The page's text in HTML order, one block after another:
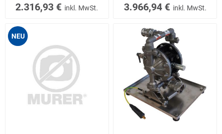
2.316,93 € inkl. MwSt. 3.966,94 € inkl. MwSt.
NEU